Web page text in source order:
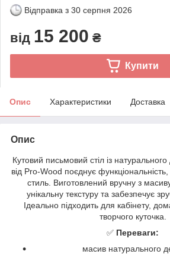
Відправка з 30 серпня 2026
від 15 200 ₴
Купити
Опис Характеристики Доставка
Опис
Кутовий письмовий стіл із
від Pro-Wood поєднує функціональність,
стиль. Виготовлений вручну з
унікальну текстуру та забезпечує
Ідеально підходить для кабінету,
творчого куточка.
✅ Переваги:
масив натурального